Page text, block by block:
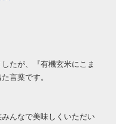
たが、『有機玄米にこま
言葉です。
んなで美味しくいただい